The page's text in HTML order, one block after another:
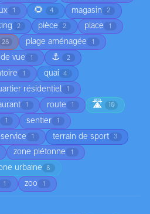
1 🌻 4 magasin 2
2 pièce 2 place 1
28 plage aménagée 1
vue 1 ⚓ 2
1 quai 4
résidentiel 1
1 route 1 🛣️ 10
1 sentier 1
1 terrain de sport 3
zone piétonne 1
urbaine 8
1 zoo 1